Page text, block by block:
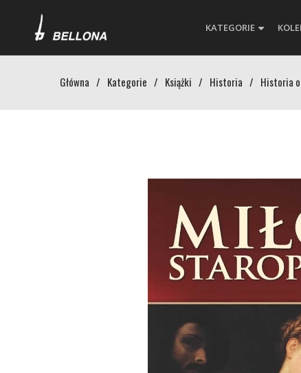
KATEGORIE
Główna / Kategorie / Książki / Historia / Historia